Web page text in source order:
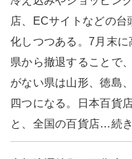
店、ECサイトなどの台
化しつつある。7月末に
県から撤退することで
がない県は山形、徳島
四つになる。日本百貨
と、全国の百貨店…続